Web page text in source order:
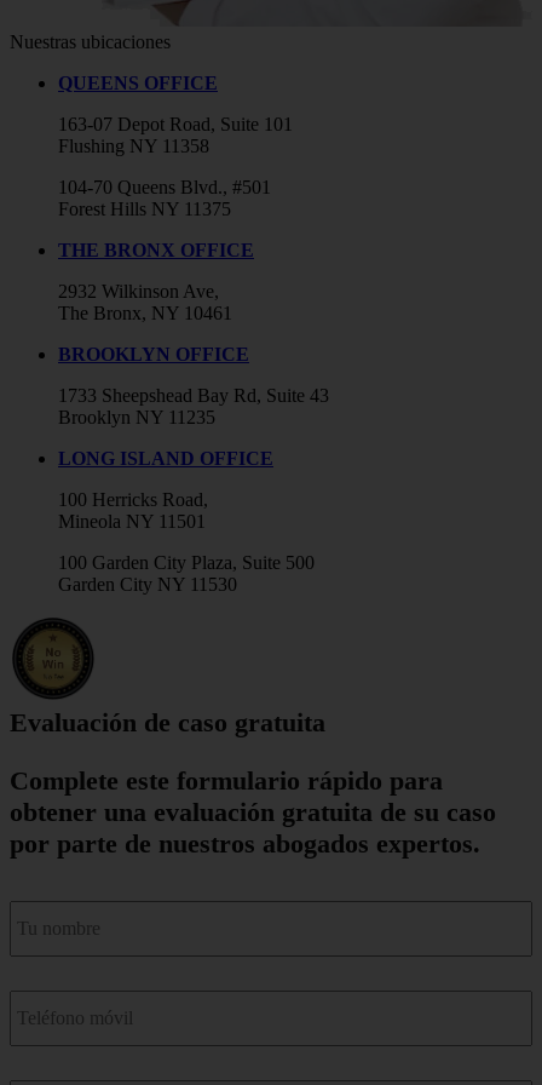
Nuestras ubicaciones
QUEENS OFFICE
163-07 Depot Road, Suite 101
Flushing NY 11358
104-70 Queens Blvd., #501
Forest Hills NY 11375
THE BRONX OFFICE
2932 Wilkinson Ave,
The Bronx, NY 10461
BROOKLYN OFFICE
1733 Sheepshead Bay Rd, Suite 43
Brooklyn NY 11235
LONG ISLAND OFFICE
100 Herricks Road,
Mineola NY 11501
100 Garden City Plaza, Suite 500
Garden City NY 11530
Evaluación de caso gratuita
Complete este formulario rápido para
obtener una evaluación gratuita de su caso
por parte de nuestros abogados expertos.
nombre *
Teléfono
móvil
*
Correo